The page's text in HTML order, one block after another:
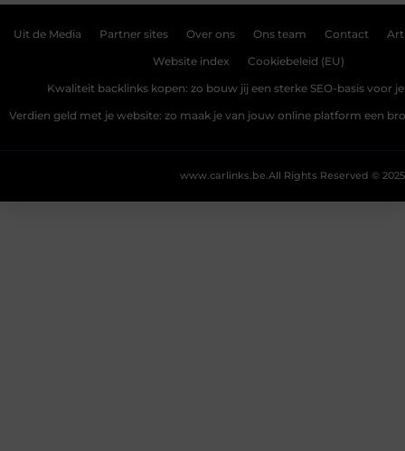
Uit de Media Partner sites Over ons Ons team Contact
Website index Cookiebeleid (EU)
Kwaliteit backlinks kopen: zo bouw jij een sterke SEO-basis voor
Verdien geld met je website: zo maak je van jouw online platform een
All Rights Reserved © 2025
www.carlinks.be.